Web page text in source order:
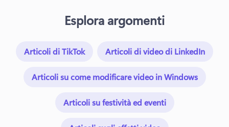
Esplora argomenti
Articoli di TikTok Articoli di video di LinkedIn
Articoli su come modificare video in Windows
Articoli su festività ed eventi